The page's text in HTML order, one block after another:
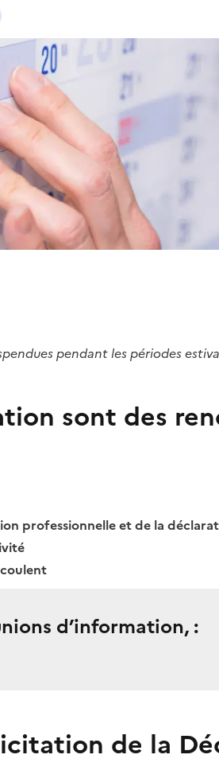
pendant les périodes
sont des
professionnelle et de la
d’information, :
de la